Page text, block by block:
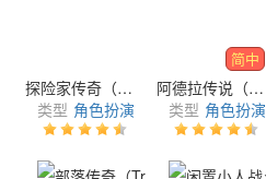
探险家传奇（Explorer Legend - CBT）
类型 角色扮演
简中
阿德拉传说（Adelamyth）
类型 角色扮演